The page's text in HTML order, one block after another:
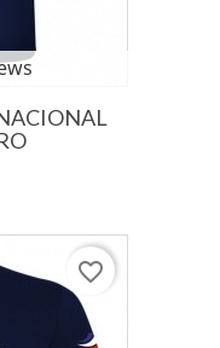
favorite_border